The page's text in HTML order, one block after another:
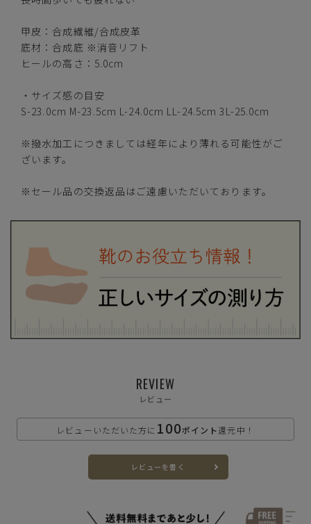
3L(25.0cm)
ダークブラウン
在庫切れ
—
L(24.0cm)
在庫切れ —
LL(24.5cm)
在庫切れ —
—
甲皮：合成繊維/合成皮革
底材：合成底 ※消音リフト
ヒールの高さ：5.0cm
・サイズ感の目安
S-23.0cm M-23.5cm L-24.0cm LL-24.5cm 3L-25.0cm
※撥水加工につきましては経年により薄れる可能性がご
ざいます。
※セール品の交換返品はご遠慮いただいております。
REVIEW
レビュー
レビューいただいた方に 100ポイント還元中！
レビューを書く